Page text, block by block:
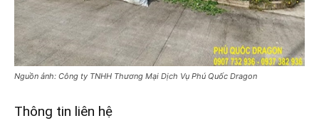
Nguồn ảnh: Công ty TNHH Thương Mại Dịch Vụ Phú Quốc Dragon
Thông tin liên hệ